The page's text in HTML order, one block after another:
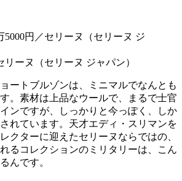
リーヌ（セリーヌ ジャパン）
ートブルゾンは、ミニマルでなんとも
。素材は上品なウールで、まるで士官
ンですが、しっかりと今っぽく、しか
れています。天才エディ・スリマンを
クターに迎えたセリーヌならではの、
るコレクションのミリタリーは、こん
んです。